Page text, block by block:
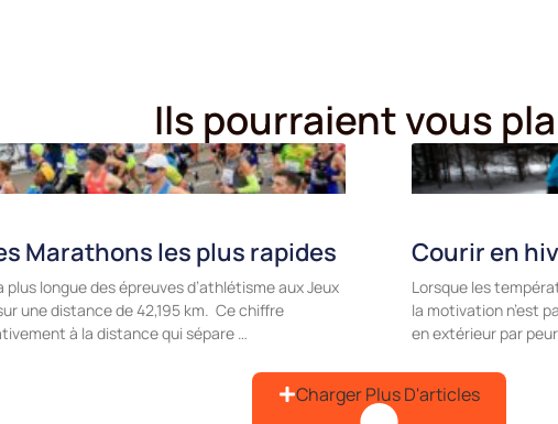
Ils pourraient vous
Marathons les plus rapides
longue des épreuves d’athlétisme aux Jeux
une distance de 42,195 km. Ce chiffre
à la distance qui sépare …
Courir en
Lorsque les
la motivation n’est
en extérieur par
Charger Plus D'articles